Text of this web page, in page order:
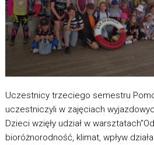
Uczestnicy trzeciego semestru
uczestniczyli w zajęciach
Dzieci wzięły udział w
bioróżnorodność, klimat, wpływ